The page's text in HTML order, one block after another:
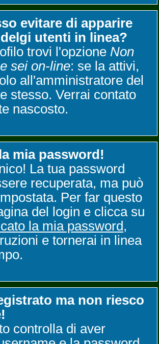
evitare di apparire
utenti in linea?
trovi l'opzione Non
sei on-line: se la attivi,
all'amministratore del
stesso. Verrai contato
nascosto.
mia password!
La tua password
recuperata, ma può
Per far questo
del login e clicca su
la mia password,
e tornerai in linea
ma non riesco
controlla di aver